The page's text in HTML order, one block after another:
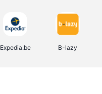
Expedia.be B-lazy